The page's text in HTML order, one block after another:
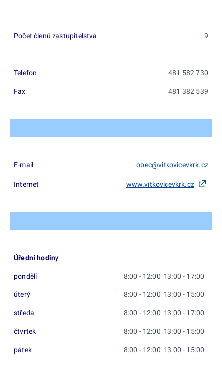
Počet členů zastupitelstva 9
Telefon 481 582 730
Fax 481 382 539
E-mail obec@vitkovicevkrk.cz
Internet www.vitkovicevkrk.cz
Úřední hodiny
pondělí 8:00 - 12:00 13:00 - 17:00
úterý 8:00 - 12:00 13:00 - 15:00
středa 8:00 - 12:00 13:00 - 17:00
čtvrtek 8:00 - 12:00 13:00 - 15:00
pátek 8:00 - 12:00 13:00 - 15:00